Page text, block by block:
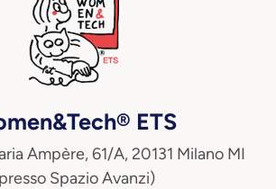
ETS
Ampère, 61/A, 20131 Milano MI
Spazio Avanzi)